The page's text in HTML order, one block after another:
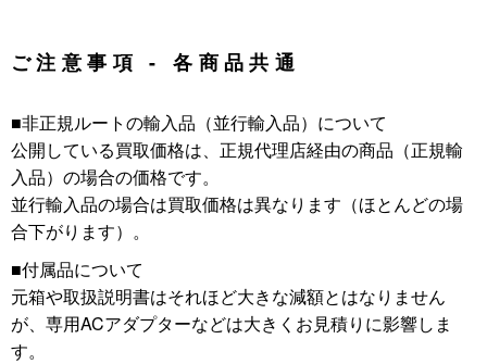
ご注意事項 - 各商品共通
■非正規ルートの輸入品（並行輸入品）について
公開している買取価格は、正規代理店経由の商品（正規輸
入品）の場合の価格です。
並行輸入品の場合は買取価格は異なります（ほとんどの場
合下がります）。
■付属品について
元箱や取扱説明書はそれほど大きな減額とはなりません
が、専用ACアダプターなどは大きくお見積りに影響しま
す。